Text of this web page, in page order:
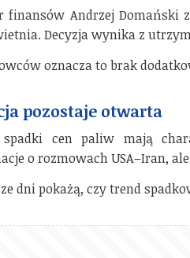
finansów Andrzej Domański
Decyzja wynika z
oznacza to brak
pozostaje otwarta
spadki cen paliw mają
o rozmowach USA–Iran,
dni pokażą, czy trend